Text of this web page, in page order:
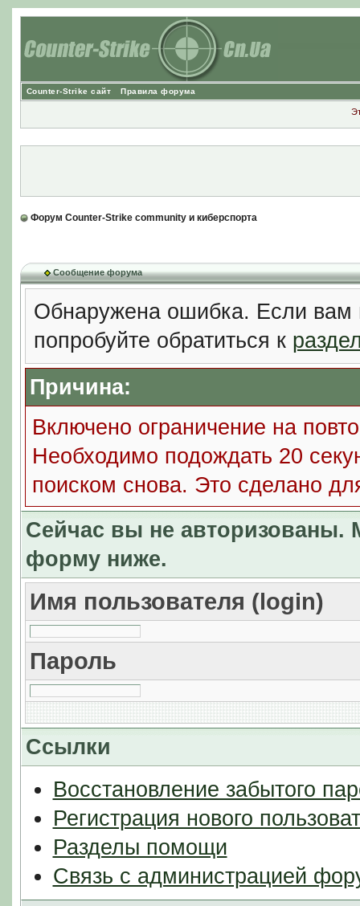
Counter-Strike сайт Правила форума
Форум Counter-Strike community и киберспорта
Сообщение форума
Обнаружена ошибка. Если вам
попробуйте обратиться к
Причина:
Включено ограничение на
Необходимо подождать 20
поиском снова. Это сделано
Сейчас вы не авторизованы.
форму ниже.
Имя пользователя (login)
Пароль
Ссылки
Восстановление забытого
Регистрация нового
Разделы помощи
Связь с администрацией